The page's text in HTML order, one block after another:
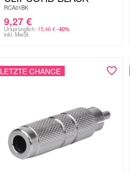
RCA01BK
9,27 €
Ursprünglich: 15,46€ -40%
inkl. MwSt.
LETZTE CHANCE